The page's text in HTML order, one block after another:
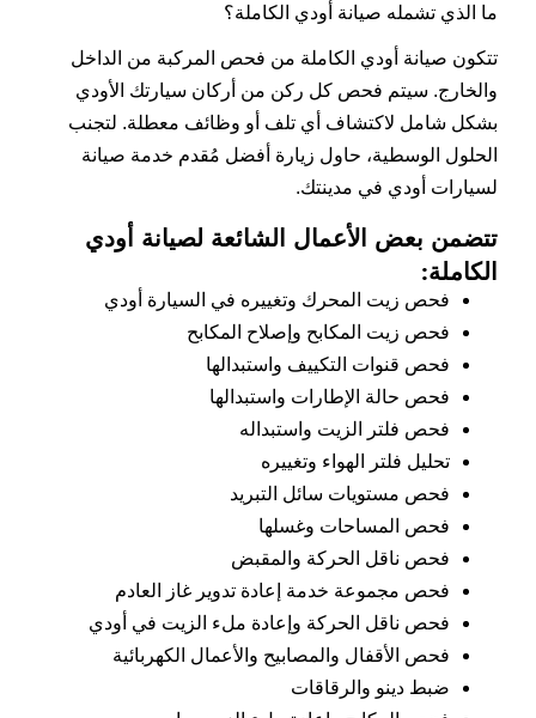
ما الذي تشمله صيانة أودي الكاملة؟
تتكون صيانة أودي الكاملة من فحص المركبة من الداخل
والخارج. سيتم فحص كل ركن من أركان سيارتك الأودي
بشكل شامل لاكتشاف أي تلف أو وظائف معطلة. لتجنب
الحلول الوسطية، حاول زيارة أفضل مُقدم خدمة صيانة
لسيارات أودي في مدينتك.
تتضمن بعض الأعمال الشائعة لصيانة أودي
الكاملة:
فحص زيت المحرك وتغييره في السيارة أودي
فحص زيت المكابح وإصلاح المكابح
فحص قنوات التكييف واستبدالها
فحص حالة الإطارات واستبدالها
فحص فلتر الزيت واستبداله
تحليل فلتر الهواء وتغييره
فحص مستويات سائل التبريد
فحص المساحات وغسلها
فحص ناقل الحركة والمقبض
فحص مجموعة خدمة إعادة تدوير غاز العادم
فحص ناقل الحركة وإعادة ملء الزيت في أودي
فحص الأقفال والمصابيح والأعمال الكهربائية
ضبط دينو والرقاقات